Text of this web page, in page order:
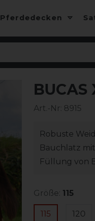
Pferdedecken
BUCAS
Art.-Nr: 8915
Robuste
Bauchlatz
Füllung von
Größe: 115
115 120